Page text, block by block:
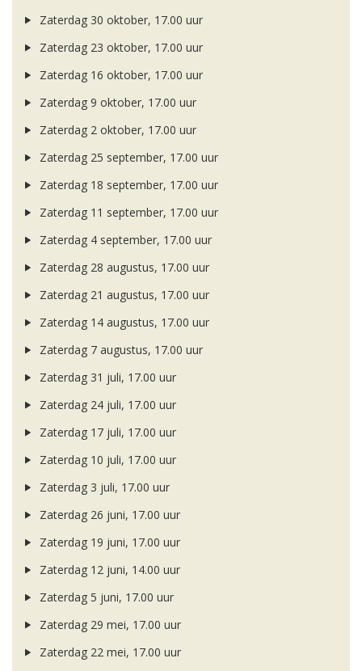
Zaterdag 30 oktober, 17.00 uur
Zaterdag 23 oktober, 17.00 uur
Zaterdag 16 oktober, 17.00 uur
Zaterdag 9 oktober, 17.00 uur
Zaterdag 2 oktober, 17.00 uur
Zaterdag 25 september, 17.00 uur
Zaterdag 18 september, 17.00 uur
Zaterdag 11 september, 17.00 uur
Zaterdag 4 september, 17.00 uur
Zaterdag 28 augustus, 17.00 uur
Zaterdag 21 augustus, 17.00 uur
Zaterdag 14 augustus, 17.00 uur
Zaterdag 7 augustus, 17.00 uur
Zaterdag 31 juli, 17.00 uur
Zaterdag 24 juli, 17.00 uur
Zaterdag 17 juli, 17.00 uur
Zaterdag 10 juli, 17.00 uur
Zaterdag 3 juli, 17.00 uur
Zaterdag 26 juni, 17.00 uur
Zaterdag 19 juni, 17.00 uur
Zaterdag 12 juni, 14.00 uur
Zaterdag 5 juni, 17.00 uur
Zaterdag 29 mei, 17.00 uur
Zaterdag 22 mei, 17.00 uur